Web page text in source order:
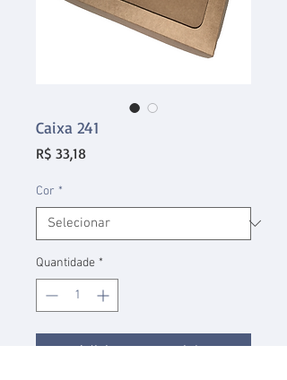
Caixa 241
R$ 33,18Preço
Cor *
Quantidade *
Adicionar ao carrinho